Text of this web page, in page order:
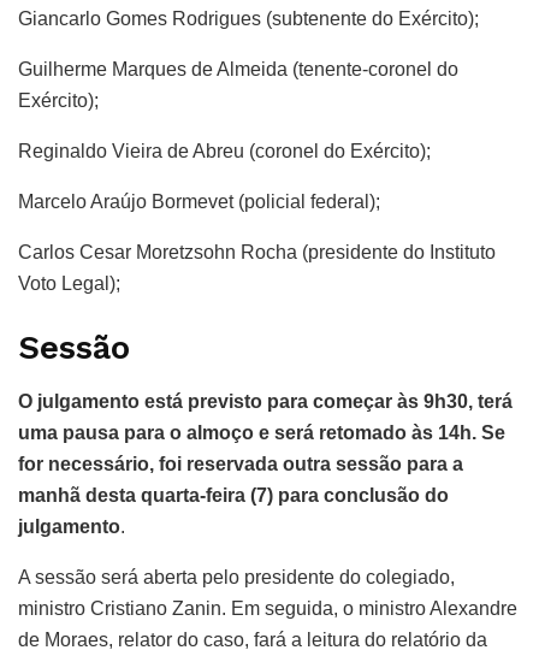
Giancarlo Gomes Rodrigues (subtenente do Exército);
Guilherme Marques de Almeida (tenente-coronel do
Exército);
Reginaldo Vieira de Abreu (coronel do Exército);
Marcelo Araújo Bormevet (policial federal);
Carlos Cesar Moretzsohn Rocha (presidente do Instituto
Voto Legal);
Sessão
O julgamento está previsto para começar às 9h30, terá
uma pausa para o almoço e será retomado às 14h. Se
for necessário, foi reservada outra sessão para a
manhã desta quarta-feira (7) para conclusão do
julgamento.
A sessão será aberta pelo presidente do colegiado,
ministro Cristiano Zanin. Em seguida, o ministro Alexandre
de Moraes, relator do caso, fará a leitura do relatório da